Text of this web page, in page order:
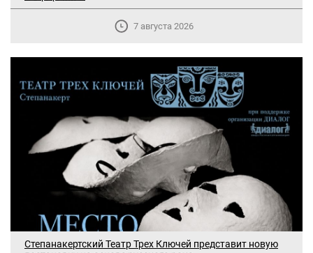
7 августа 2026
Степанакертский Театр Трех Ключей представит новую